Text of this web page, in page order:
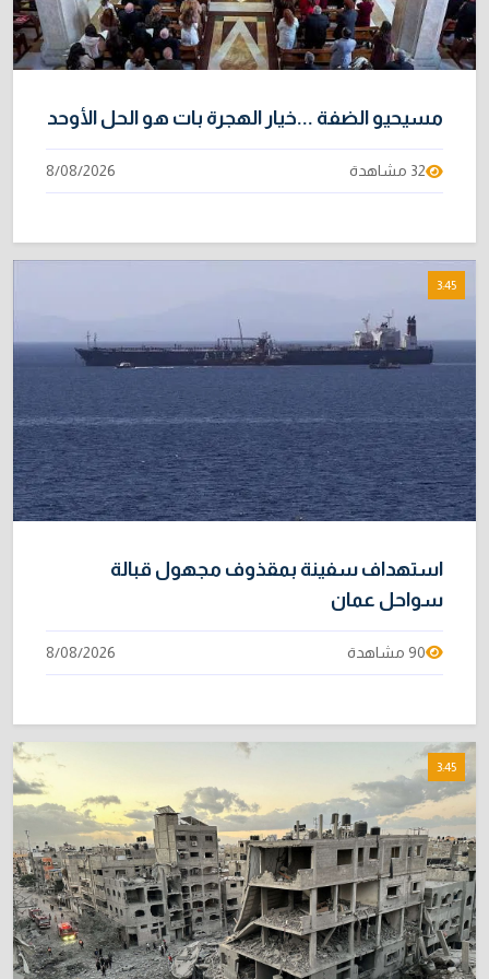
مسيحيو الضفة ...خيار الهجرة بات هو الحل الأوحد
32 مشاهدة 8/08/2026
3:45
استهداف سفينة بمقذوف مجهول قبالة
سواحل عمان
90 مشاهدة 8/08/2026
3:45